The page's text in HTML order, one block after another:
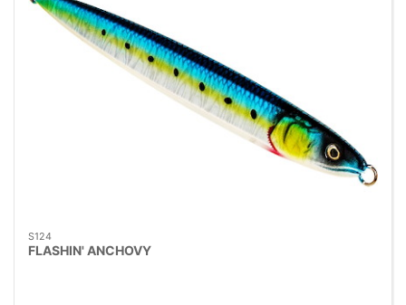
S124
FLASHIN' ANCHOVY